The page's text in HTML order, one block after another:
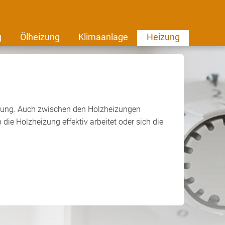
Ölheizung Klimaanlage Heizung
Auch zwischen den Holzheizungen
die Holzheizung effektiv arbeitet oder sich die